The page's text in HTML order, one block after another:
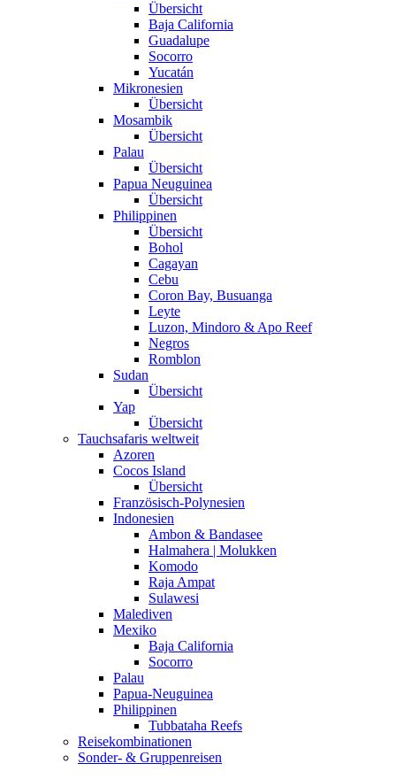
Übersicht
Baja California
Guadalupe
Socorro
Yucatán
Mikronesien
Übersicht
Mosambik
Übersicht
Palau
Übersicht
Papua Neuguinea
Übersicht
Philippinen
Übersicht
Bohol
Cagayan
Cebu
Coron Bay, Busuanga
Leyte
Luzon, Mindoro & Apo Reef
Negros
Romblon
Sudan
Übersicht
Yap
Übersicht
Tauchsafaris weltweit
Azoren
Cocos Island
Übersicht
Französisch-Polynesien
Indonesien
Ambon & Bandasee
Halmahera | Molukken
Komodo
Raja Ampat
Sulawesi
Malediven
Mexiko
Baja California
Socorro
Palau
Papua-Neuguinea
Philippinen
Tubbataha Reefs
Reisekombinationen
Sonder- & Gruppenreisen